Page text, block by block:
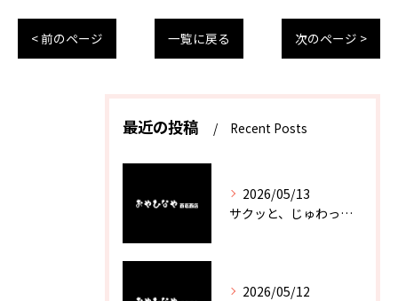
< 前のページ 一覧に戻る 次のページ >
最近の投稿 Recent Posts
2026/05/13
サクッと、じゅわっと。瀬戸内が香るカキフライ
2026/05/12